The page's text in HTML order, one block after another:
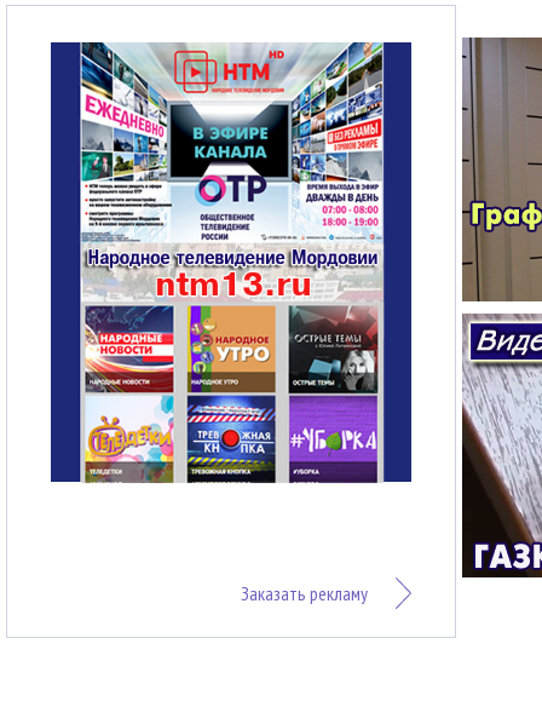
Заказать рекламу